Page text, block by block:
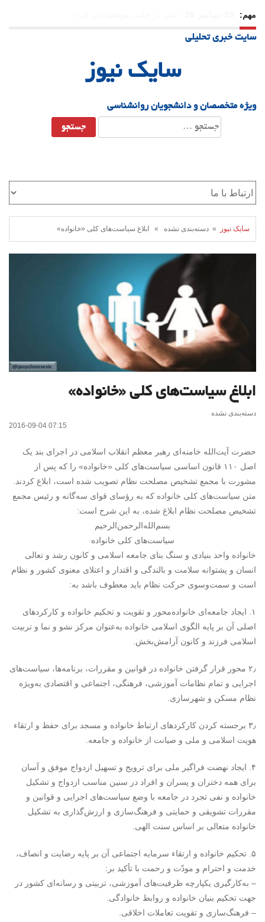
مهم:
21 دسامبر 25
سایت خبری تحلیلی
سایک نیوز
ویژه متخصصان و دانشجویان روانشناسی
جستجو
برای:
سایک نیوز » دسته‌بندی نشده » ابلاغ سیاست‌های کلی «خانواده»
ابلاغ سیاست‌های کلی «خانواده»
دسته‌بندی نشده
2016-09-04 07:15
حضرت آیت‌الله خامنه‌ای رهبر معظم انقلاب اسلامی در اجرای بند یک
اصل ۱۱۰ قانون اساسی سیاست‌های کلی «خانواده» را که پس از
مشورت با مجمع تشخیص مصلحت نظام تصویب شده است، ابلاغ کردند.
متن سیاست‌های کلی خانواده که به رؤسای قوای سه‌گانه و رئیس مجمع
تشخیص مصلحت نظام ابلاغ شده، به این شرح است:
بسم‌الله‌الرحمن‌الرحیم
سیاست‌های کلی خانواده
خانواده واحد بنیادی و سنگ بنای جامعه اسلامی و کانون رشد و تعالی
انسان و پشتوانه سلامت و بالندگی و اقتدار و اعتلای معنوی کشور و نظام
است و سمت‌وسوی حرکت نظام باید معطوف باشد به:
۱. ایجاد جامعه‌ای خانواده‌محور و تقویت و تحکیم خانواده و کارکردهای
اصلی آن بر پایه الگوی اسلامی خانواده به‌عنوان مرکز نشو و نما و تربیت
اسلامی فرزند و کانون آرامش‌بخش.
۲٫ محور قرار گرفتن خانواده در قوانین و مقررات، برنامه‌ها، سیاست‌های
اجرایی و تمام نظامات آموزشی، فرهنگی، اجتماعی و اقتصادی به‌ویژه
نظام مسکن و شهرسازی.
۳٫ برجسته کردن کارکردهای ارتباط خانواده و مسجد برای حفظ و ارتقاء
هویت اسلامی و ملی و صیانت از خانواده و جامعه.
۴. ایجاد نهضت فراگیر ملی برای ترویج و تسهیل ازدواج موفق و آسان
برای همه دختران و پسران و افراد در سنین مناسب ازدواج و تشکیل
خانواده و نفی تجرد در جامعه با وضع سیاست‌های اجرایی و قوانین و
مقررات تشویقی و حمایتی و فرهنگ‌سازی و ارزش‌گذاری به تشکیل
خانواده متعالی بر اساس سنت الهی.
۵. تحکیم خانواده و ارتقاء سرمایه اجتماعی آن بر پایه رضایت و انصاف،
خدمت و احترام و مودّت و رحمت با تأکید بر:
– به‌کارگیری یکپارچه ظرفیت‌های آموزشی، تربیتی و رسانه‌ای کشور در
جهت تحکیم بنیان خانواده و روابط خانوادگی.
– فرهنگ‌سازی و تقویت تعاملات اخلاقی.